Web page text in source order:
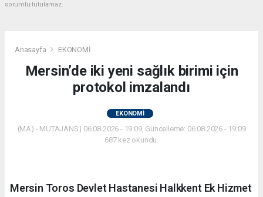
sorumlu tutulamaz.
Anasayfa EKONOMİ
Mersin’de iki yeni sağlık birimi için
protokol imzalandı
EKONOMİ
(MA) - MUTAJANS | 06.08.2026 - 19:09, Güncelleme: 06.08.2026 - 19:09
687 kez okundu.
Mersin Toros Devlet Hastanesi Halkkent Ek Hizmet